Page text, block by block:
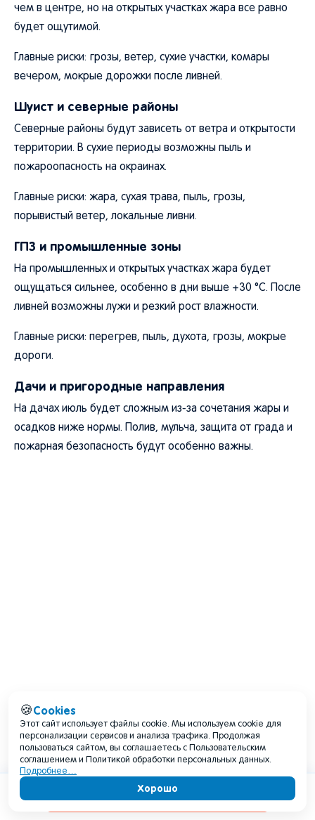
чем в центре, но на открытых участках жара все равно
будет ощутимой.
Главные риски: грозы, ветер, сухие участки, комары
вечером, мокрые дорожки после ливней.
Шуист и северные районы
Северные районы будут зависеть от ветра и открытости
территории. В сухие периоды возможны пыль и
пожароопасность на окраинах.
Главные риски: жара, сухая трава, пыль, грозы,
порывистый ветер, локальные ливни.
ГПЗ и промышленные зоны
На промышленных и открытых участках жара будет
ощущаться сильнее, особенно в дни выше +30 °C. После
ливней возможны лужи и резкий рост влажности.
Главные риски: перегрев, пыль, духота, грозы, мокрые
дороги.
Дачи и пригородные направления
На дачах июль будет сложным из-за сочетания жары и
осадков ниже нормы. Полив, мульча, защита от града и
пожарная безопасность будут особенно важны.
Содержание
🍪Cookies
Этот сайт использует файлы cookie. Мы используем cookie для
персонализации сервисов и анализа трафика. Продолжая
пользоваться сайтом, вы соглашаетесь с Пользовательским
соглашением и Политикой обработки персональных данных.
Подробнее…
Хорошо